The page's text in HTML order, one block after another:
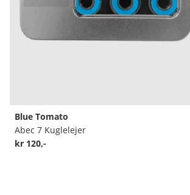
Blue Tomato
Abec 7 Kuglelejer
kr 120,-